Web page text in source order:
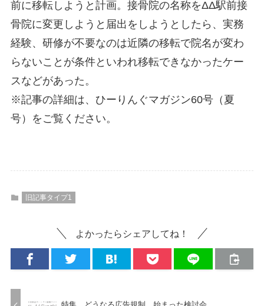
前に移転しようと計画。接骨院の名称をΔΔ駅前接
骨院に変更しようと届出をしようとしたら、実務
経験、研修が不要なのは近隣の移転で院名が変わ
らないことが条件といわれ移転できなかったケー
スなどがあった。
※記事の詳細は、ひーりんぐマガジン60号（夏
号）をご覧ください。
旧記事タイプ1
よかったらシェアしてね！